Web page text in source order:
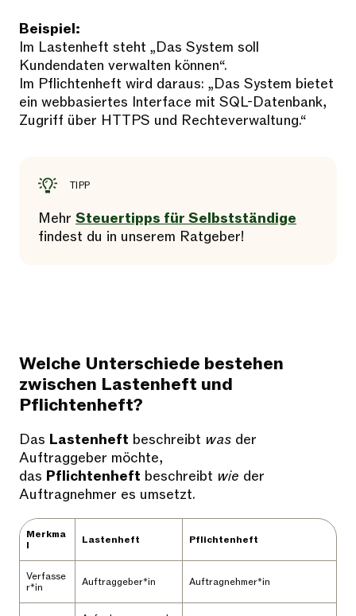
Beispiel:
Im Lastenheft steht „Das System soll
Kundendaten verwalten können“.
Im Pflichtenheft wird daraus: „Das System bietet
ein webbasiertes Interface mit SQL-Datenbank,
Zugriff über HTTPS und Rechteverwaltung.“
TIPP
Mehr Steuertipps für Selbstständige
findest du in unserem Ratgeber!
Welche Unterschiede bestehen
zwischen Lastenheft und
Pflichtenheft?
Das Lastenheft beschreibt was der
Auftraggeber möchte,
das Pflichtenheft beschreibt wie der
Auftragnehmer es umsetzt.
Merkma
l
Lastenheft Pflichtenheft
Verfasse
r*in
Auftraggeber*in Auftragnehmer*in